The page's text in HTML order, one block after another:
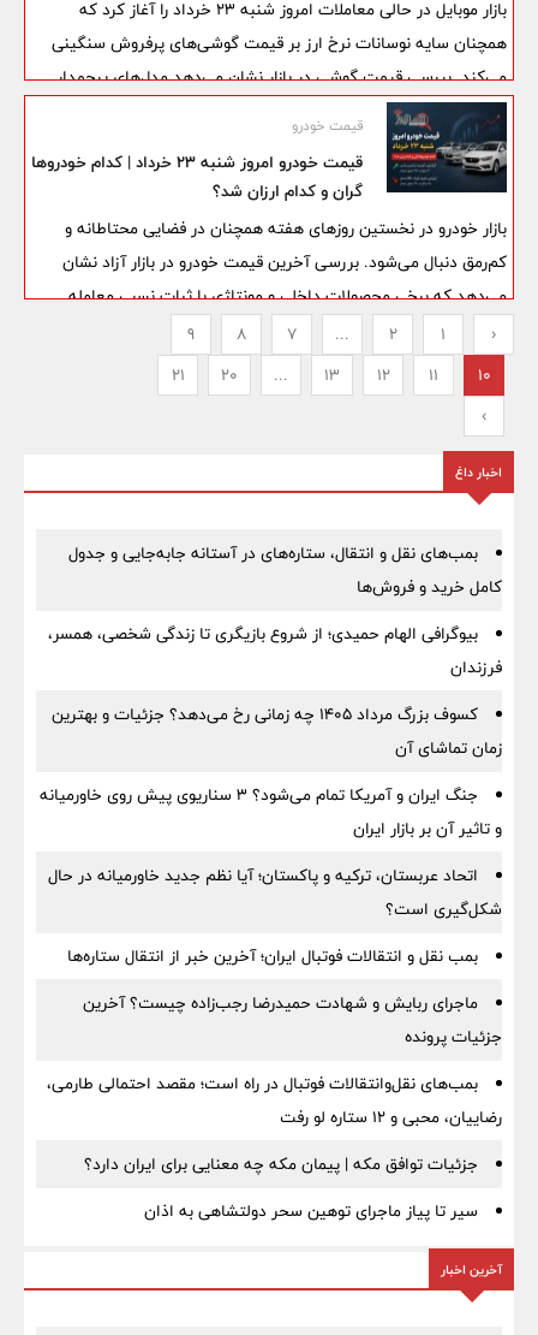
بازار موبایل در حالی معاملات امروز شنبه ۲۳ خرداد را آغاز کرد که
همچنان سایه نوسانات نرخ ارز بر قیمت گوشی‌های پرفروش سنگینی
می‌کند. بررسی قیمت گوشی در بازار نشان می‌دهد مدل‌های پرچمدار
سامسونگ همچنان در سطوح قیمتی بالایی معامله می‌شوند، اما در
بخش میان‌رده‌ها و اقتصادی‌ها رقابت میان فروشندگان باعث شده برخی
مدل‌ها با قیمت‌های جذاب‌تری در دسترس خریداران قرار گیرند.
قیمت خودرو
قیمت خودرو امروز شنبه ۲۳ خرداد | کدام خودروها
گران و کدام ارزان شد؟
بازار خودرو در نخستین روزهای هفته همچنان در فضایی محتاطانه و
کم‌رمق دنبال می‌شود. بررسی آخرین قیمت خودرو در بازار آزاد نشان
می‌دهد که برخی محصولات داخلی و مونتاژی با ثبات نسبی معامله
می‌شوند، اما در تعدادی از خودروهای پرتقاضا نشانه‌هایی از افزایش یا
کاهش محدود قیمت دیده می‌شود. فعالان بازار معتقدند نوسانات نرخ
ارز و انتظار خریداران برای روشن‌تر شدن شرایط اقتصادی، همچنان
مهم‌ترین عوامل اثرگذار بر قیمت خودرو هستند.
‹
1
2
...
7
8
9
10
11
12
13
...
20
21
›
اخبار داغ
بمب‌های نقل و انتقال، ستاره‌های در آستانه جابه‌جایی و جدول
کامل خرید و فروش‌ها
بیوگرافی الهام حمیدی؛ از شروع بازیگری تا زندگی شخصی، همسر،
فرزندان
کسوف بزرگ مرداد ۱۴۰۵ چه زمانی رخ می‌دهد؟ جزئیات و بهترین
زمان تماشای آن
جنگ ایران و آمریکا تمام می‌شود؟ ۳ سناریوی پیش روی خاورمیانه
و تاثیر آن بر بازار ایران
اتحاد عربستان، ترکیه و پاکستان؛ آیا نظم جدید خاورمیانه در حال
شکل‌گیری است؟
بمب نقل‌ و انتقالات فوتبال ایران؛ آخرین خبر از انتقال ستاره‌ها
ماجرای ربایش و شهادت حمیدرضا رجب‌زاده چیست؟ آخرین
جزئیات پرونده
بمب‌های نقل‌وانتقالات فوتبال در راه است؛ مقصد احتمالی طارمی،
رضاییان، محبی و ۱۲ ستاره لو رفت
جزئیات توافق مکه | پیمان مکه چه معنایی برای ایران دارد؟
سیر تا پیاز ماجرای توهین سحر دولتشاهی به اذان
آخرین اخبار